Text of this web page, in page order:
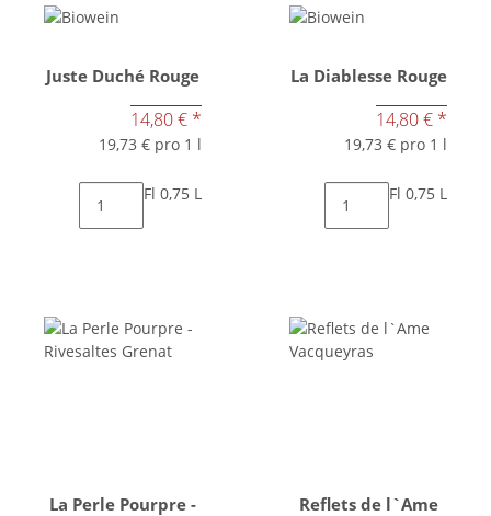
Juste Duché Rouge
14,80 € *
19,73 € pro 1 l
Fl 0,75 L
La Diablesse Rouge
14,80 € *
19,73 € pro 1 l
Fl 0,75 L
La Perle Pourpre -
Reflets de l`Ame